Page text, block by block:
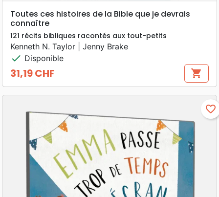
Toutes ces histoires de la Bible que je devrais
connaître
121 récits bibliques racontés aux tout-petits
Kenneth N. Taylor | Jenny Brake
check Disponible
Prix
31,19 CHF shopping_cart
favorite_border